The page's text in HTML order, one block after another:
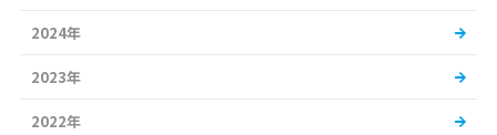
2024年
2023年
2022年